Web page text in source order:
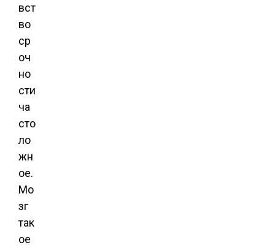
вст
во
ср
оч
но
сти
ча
сто
ло
жн
ое.
Мо
зг
так
ое